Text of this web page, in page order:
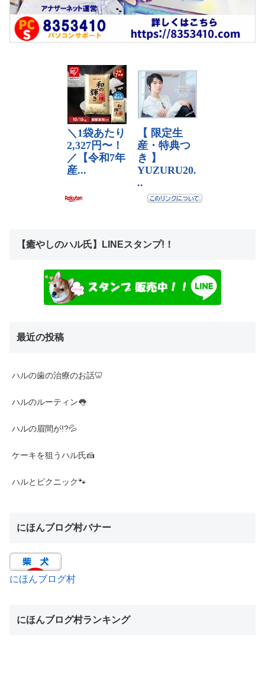
【癒やしのハル氏】LINEスタンプ!！
最近の投稿
ハルの歯の治療のお話🦷
ハルのルーティン👅
ハルの眉間が!?💦
ケーキを狙うハル氏🍰
ハルとピクニック🐾
にほんブログ村バナー
にほんブログ村
にほんブログ村ランキング